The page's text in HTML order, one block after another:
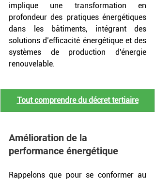
implique une transformation en
profondeur des pratiques énergétiques
dans les bâtiments, intégrant des
solutions d’efficacité énergétique et des
systèmes de production d'énergie
renouvelable.
Tout comprendre du décret tertiaire
Amélioration de la